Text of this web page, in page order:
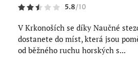
5.8/10
V Krkonoších se díky Naučné
dostanete do míst, která jsou
od běžného ruchu horských s...